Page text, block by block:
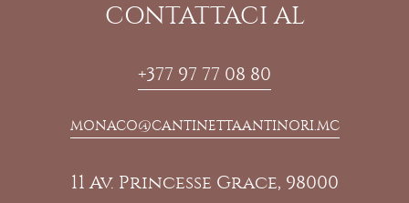
CONTATTACI AL
+377 97 77 08 80
MONACO@CANTINETTAANTINORI.MC
11 Av. Princesse Grace, 98000